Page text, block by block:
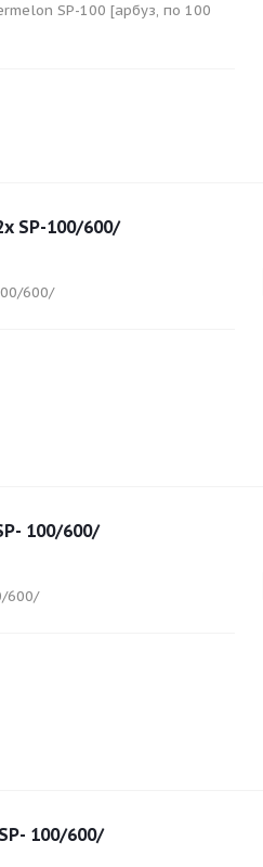
SP-100 [арбуз, по 100
SP-100/600/
600/
100/600/
600/
100/600/